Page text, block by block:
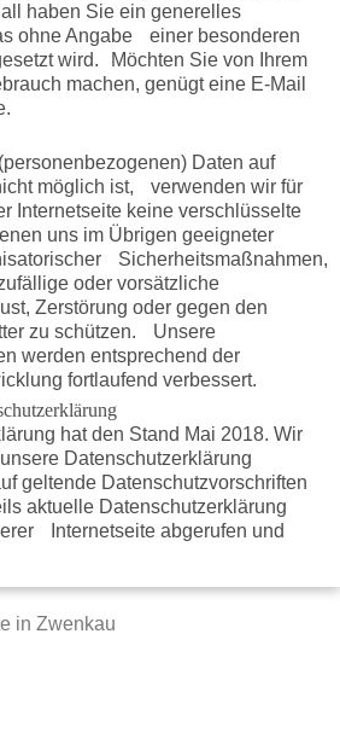
haben Sie ein generelles
ohne Angabe einer besonderen
wird. Möchten Sie von Ihrem
machen, genügt eine E-Mail
Daten auf
möglich ist, verwenden wir für
Internetseite keine verschlüsselte
uns im Übrigen geeigneter
Sicherheitsmaßnahmen,
oder vorsätzliche
Zerstörung oder gegen den
zu schützen. Unsere
werden entsprechend der
fortlaufend verbessert.
hat den Stand Mai 2018. Wir
Datenschutzerklärung
geltende Datenschutzvorschriften
aktuelle Datenschutzerklärung
Internetseite abgerufen und
in Zwenkau